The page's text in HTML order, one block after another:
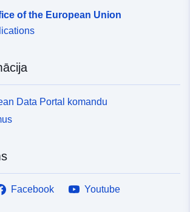
of the European Union
Data Portal komandu
Facebook
Youtube